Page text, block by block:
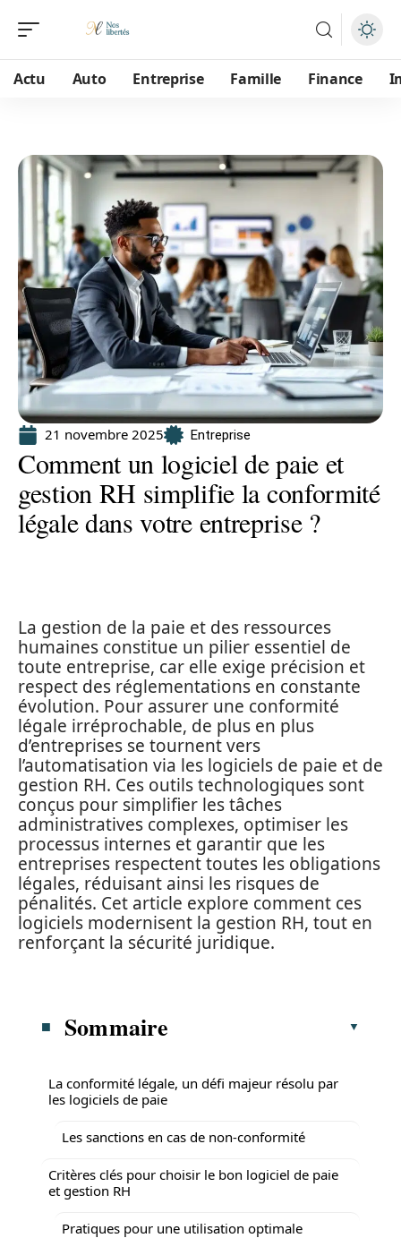
Actu Auto Entreprise Famille Finance
21 novembre 2025 Entreprise
Comment un logiciel de paie et
gestion RH simplifie la conformité
légale dans votre entreprise ?
La gestion de la paie et des ressources
humaines constitue un pilier essentiel de
toute entreprise, car elle exige précision et
respect des réglementations en constante
évolution. Pour assurer une conformité
légale irréprochable, de plus en plus
d’entreprises se tournent vers
l’automatisation via les logiciels de paie et de
gestion RH. Ces outils technologiques sont
conçus pour simplifier les tâches
administratives complexes, optimiser les
processus internes et garantir que les
entreprises respectent toutes les obligations
légales, réduisant ainsi les risques de
pénalités. Cet article explore comment ces
logiciels modernisent la gestion RH, tout en
renforçant la sécurité juridique.
Sommaire
La conformité légale, un défi majeur résolu par
les logiciels de paie
Les sanctions en cas de non-conformité
Critères clés pour choisir le bon logiciel de paie
et gestion RH
Pratiques pour une utilisation optimale